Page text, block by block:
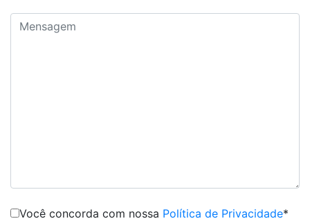
Você concorda com nossa Política de Privacidade*